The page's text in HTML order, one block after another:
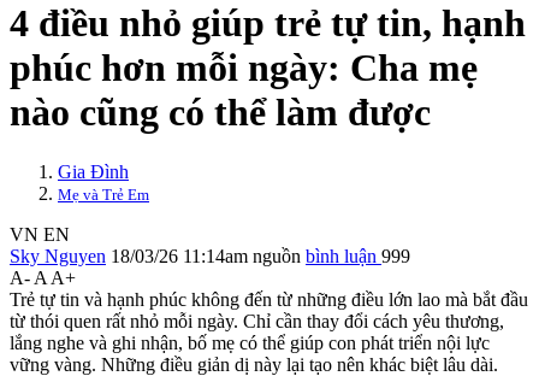
4 điều nhỏ giúp trẻ tự tin, hạnh
phúc hơn mỗi ngày: Cha mẹ
nào cũng có thể làm được
Gia Đình
Mẹ và Trẻ Em
VN EN
Sky Nguyen 18/03/26 11:14am nguồn bình luận 999
A- A A+
Trẻ tự tin và hạnh phúc không đến từ những điều lớn lao mà bắt đầu
từ thói quen rất nhỏ mỗi ngày. Chỉ cần thay đổi cách yêu thương,
lắng nghe và ghi nhận, bố mẹ có thể giúp con phát triển nội lực
vững vàng. Những điều giản dị này lại tạo nên khác biệt lâu dài.